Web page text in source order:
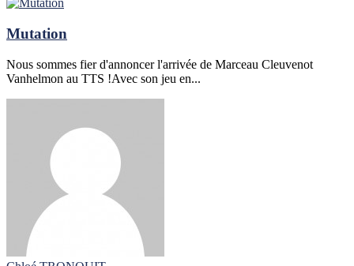
Mutation
Nous sommes fier d'annoncer l'arrivée de Marceau Cleuvenot
Vanhelmon au TTS !Avec son jeu en...